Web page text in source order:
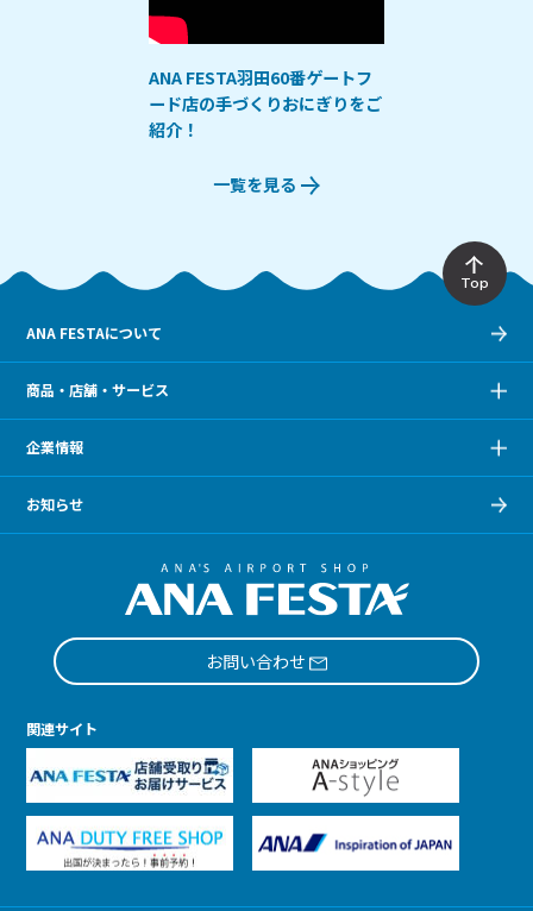
ANA FESTA羽田60番ゲートフ
ード店の手づくりおにぎりをご
紹介！
一覧を見る
Top
ANA FESTAについて
商品・店舗・サービス
企業情報
お知らせ
お問い合わせ
関連サイト